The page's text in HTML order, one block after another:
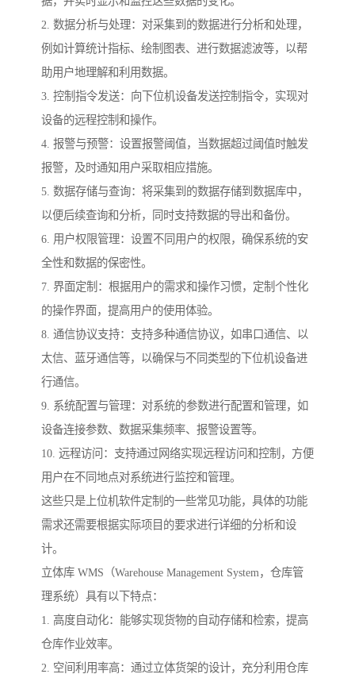
2. 数据分析与处理：对采集到的数据进行分析和处理，
例如计算统计指标、绘制图表、进行数据滤波等，以帮
助用户地理解和利用数据。
3. 控制指令发送：向下位机设备发送控制指令，实现对
设备的远程控制和操作。
4. 报警与预警：设置报警阈值，当数据超过阈值时触发
报警，及时通知用户采取相应措施。
5. 数据存储与查询：将采集到的数据存储到数据库中，
以便后续查询和分析，同时支持数据的导出和备份。
6. 用户权限管理：设置不同用户的权限，确保系统的安
全性和数据的保密性。
7. 界面定制：根据用户的需求和操作习惯，定制个性化
的操作界面，提高用户的使用体验。
8. 通信协议支持：支持多种通信协议，如串口通信、以
太信、蓝牙通信等，以确保与不同类型的下位机设备进
行通信。
9. 系统配置与管理：对系统的参数进行配置和管理，如
设备连接参数、数据采集频率、报警设置等。
10. 远程访问：支持通过网络实现远程访问和控制，方便
用户在不同地点对系统进行监控和管理。
这些只是上位机软件定制的一些常见功能，具体的功能
需求还需要根据实际项目的要求进行详细的分析和设
计。
立体库 WMS（Warehouse Management System，仓库管
理系统）具有以下特点：
1. 高度自动化：能够实现货物的自动存储和检索，提高
仓库作业效率。
2. 空间利用率高：通过立体货架的设计，充分利用仓库